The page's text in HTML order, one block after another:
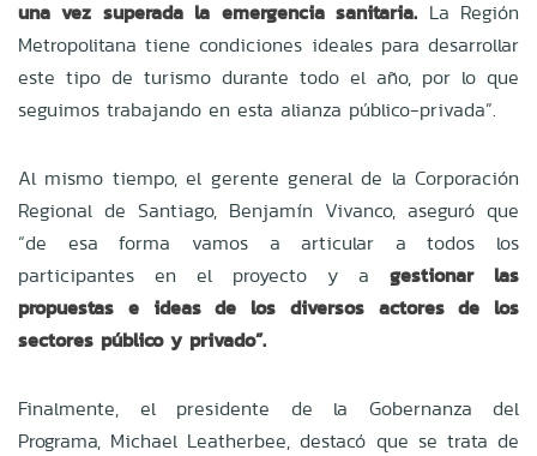
una vez superada la emergencia sanitaria. La Región
Metropolitana tiene condiciones ideales para desarrollar
este tipo de turismo durante todo el año, por lo que
seguimos trabajando en esta alianza público-privada”.
Al mismo tiempo, el gerente general de la Corporación
Regional de Santiago, Benjamín Vivanco, aseguró que
“de esa forma vamos a articular a todos los
participantes en el proyecto y a gestionar las
propuestas e ideas de los diversos actores de los
sectores público y privado”.
Finalmente, el presidente de la Gobernanza del
Programa, Michael Leatherbee, destacó que se trata de